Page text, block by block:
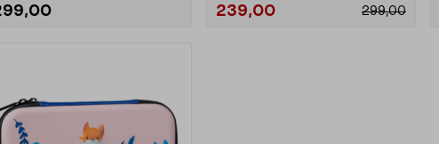
239,00 299,00